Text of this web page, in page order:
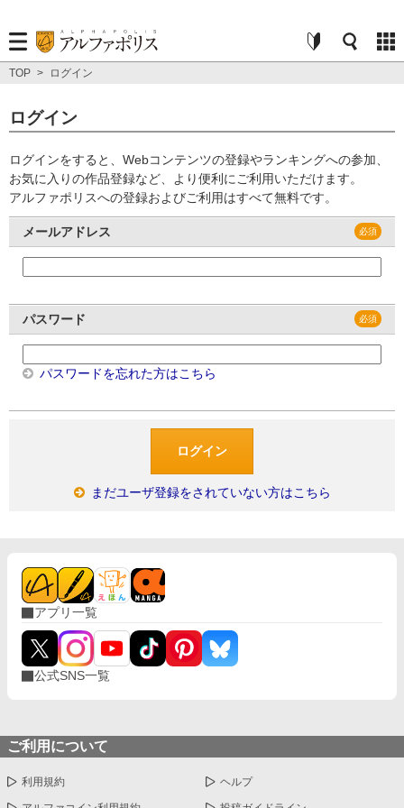
TOP > ログイン
ログイン
ログインをすると、Webコンテンツの登録やランキングへの参加、
お気に入りの作品登録など、より便利にご利用いただけます。
アルファポリスへの登録およびご利用はすべて無料です。
メールアドレス
パスワード
パスワードを忘れた方はこちら
まだユーザ登録をされていない方はこちら
アプリ一覧
公式SNS一覧
ご利用について
利用規約 ヘルプ